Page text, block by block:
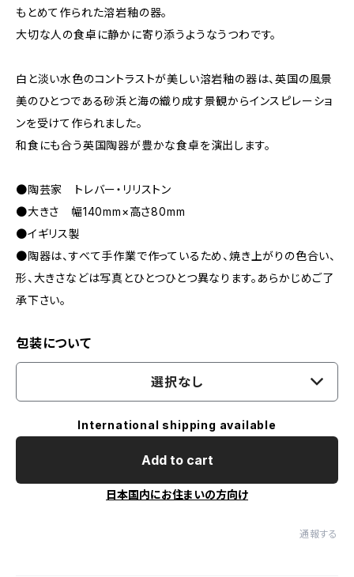
もとめて作られた溶岩釉の器。
大切な人の食卓に静かに寄り添うようなうつわです。
白と淡い水色のコントラストが美しい溶岩釉の器は、英国の風景
美のひとつである砂浜と海の織り成す景観からインスピレーショ
ンを受けて作られました。
和食にも合う英国陶器が豊かな食卓を演出します。
●陶芸家 トレバー・リリストン
●大きさ 幅140mm×高さ80mm
●イギリス製
●陶器は、すべて手作業で作っているため、焼き上がりの色合い、
形、大きさなどは写真とひとつひとつ異なります。あらかじめご了
承下さい。
包装について
選択なし
International shipping available
Add to cart
日本国内にお住まいの方向け
通報する